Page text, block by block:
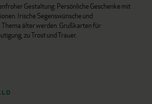
Gestaltung: Persönliche Geschenke mit
Irische Segenswünsche und
Thema älter werden. Grußkarten für
zu Trost und Trauer.